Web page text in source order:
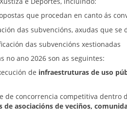
que procedan en canto ás
das subvencións, axudas que se
das subvencións xestionadas
no ano 2026 son as seguintes:
de infraestruturas de uso
de concorrencia competitiva
asociacións de veciños,